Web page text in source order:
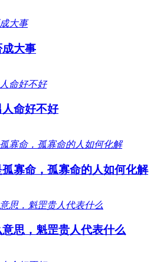
大事
命好不好
寡命，孤寡命的人如何化解
思，魁罡贵人代表什么